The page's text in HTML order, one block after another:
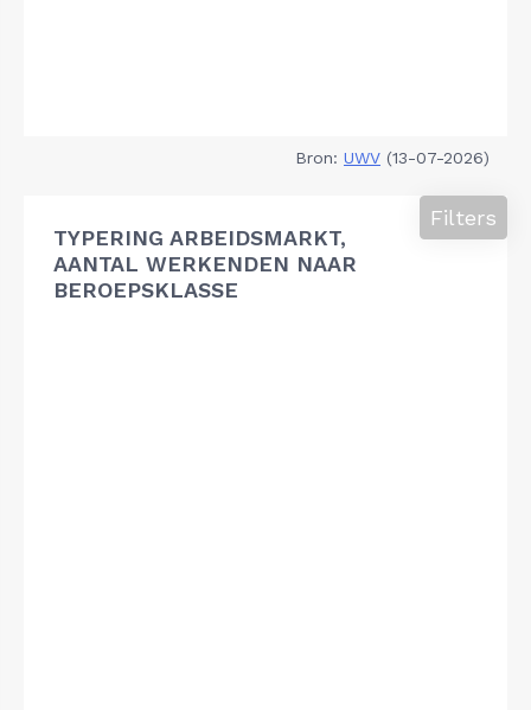
Bron: UWV (13-07-2026)
TYPERING ARBEIDSMARKT,
AANTAL WERKENDEN NAAR
BEROEPSKLASSE
Filters